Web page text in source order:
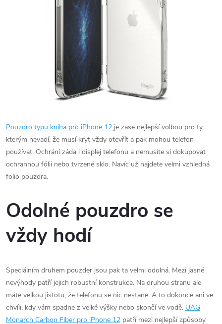
Pouzdro typu kniha pro iPhone 12 je zase nejlepší volbou pro ty,
kterým nevadí, že musí kryt vždy otevřít a pak mohou telefon
používat. Ochrání záda i displej telefonu a nemusíte si dokupovat
ochrannou fólii nebo tvrzené sklo. Navíc už najdete velmi vzhledná
folio pouzdra.
Odolné pouzdro se
vždy hodí
Speciálním druhem pouzder jsou pak ta velmi odolná. Mezi jasné
nevýhody patří jejich robustní konstrukce. Na druhou stranu ale
máte velkou jistotu, že telefonu se nic nestane. A to dokonce ani ve
chvíli, kdy vám spadne z velké výšky nebo skončí ve vodě. UAG
Monarch Carbon Fiber pro iPhone 12 patří mezi nejlepší způsoby